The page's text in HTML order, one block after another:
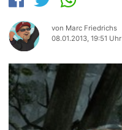
von Marc Friedrichs
08.01.2013, 19:51 Uhr